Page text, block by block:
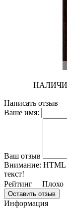
Написать отзыв
Ваше имя:
Ваш отзыв
Внимание: HTML
текст!
Рейтинг Плохо
Оставить отзыв
Информация